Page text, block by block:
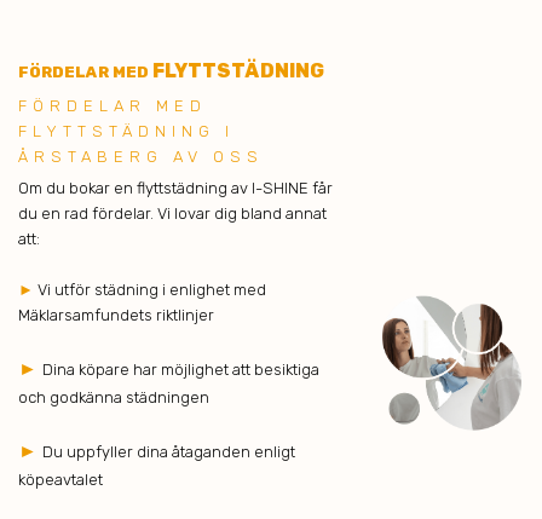
FÖRDELAR MED FLYTTSTÄDNING
FÖRDELAR MED
FLYTTSTÄDNING I
ÅRSTABERG AV OSS
Om du bokar en flyttstädning av I-SHINE får
du en rad fördelar. Vi lovar dig bland annat
att:
► Vi utför städning i enlighet med
Mäklarsamfundets riktlinjer
► Dina köpare har möjlighet att besiktiga
och godkänna städningen
► Du uppfyller dina åtaganden enligt
köpeavtalet